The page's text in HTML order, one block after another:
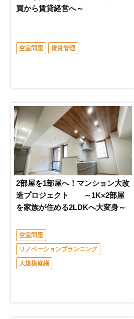
買から賃貸経営へ～
空室問題 賃貸管理
2部屋を1部屋へ！マンション大改
造プロジェクト ～1K×2部屋
を家族が住める2LDKへ大変身～
空室問題
リノベーションプランニング
大規模修繕